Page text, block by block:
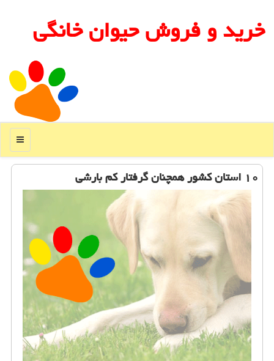
خرید و فروش حیوان خانگی
منو
۱۰ استان كشور همچنان گرفتار كم بارشی